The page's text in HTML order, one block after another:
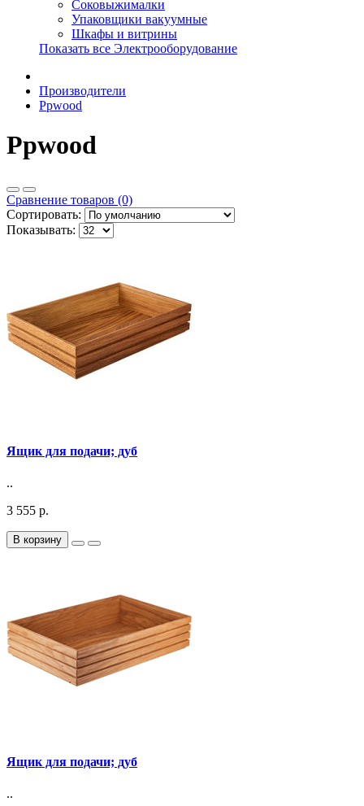
Соковыжималки
Упаковщики вакуумные
Шкафы и витрины
Показать все Электрооборудование
Производители
Ppwood
Ppwood
Сравнение товаров (0)
Сортировать:
Показывать:
Ящик для подачи; дуб
..
3 555 р.
В корзину
Ящик для подачи; дуб
..